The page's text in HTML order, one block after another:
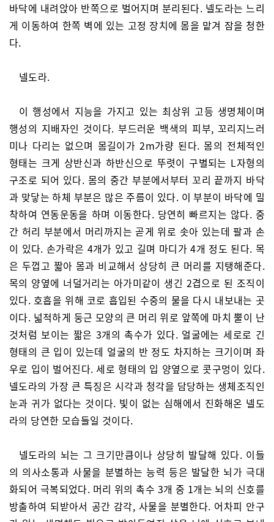
바닥에 내려앉아 반쪽으로 벌어지며 분리된다. 넬도라는 느리
게 이동하여 한쪽 벽에 있는 고정 장치에 몸을 맡겨 잠을 청한
다.
넬도라.
이 행성에서 지능을 가지고 있는 최상위 고등 생명체이며
행성의 지배자인 것이다. 부드러운 백색의 피부, 꼬리지느러
미나 다리는 없으며 몸길이가 2m가량 된다. 몸의 전체적인
형태는 크게 상반신과 하반신으로 뚜렷이 구별되는 L자형의
구조로 되어 있다. 몸의 중간 부분에서부터 꼬리 끝까지 바닥
과 맞닿는 하체 부분은 많은 주름이 있다. 이 부분이 바닥에 밀
착하여 연동운동을 하며 이동한다. 당연히 빠르지는 않다. 중
간 허리 부분에서 머리까지는 곧게 위로 솟아 있는데 팔과 손
이 있다. 손가락은 4개가 있고 길며 마디가 4개 정도 된다. 목
은 두껍고 짧아 몸과 비교해서 상당히 큰 머리를 지탱해준다.
목의 양옆에 너덜거리는 아가미같이 생긴 2겹으로 된 조직이
있다. 호흡을 위해 코로 흡입된 수중의 물을 다시 내보내는 곳
이다. 넓적하게 둥근 모양의 큰 머리 위로 앞쪽에 마치 뿔이 난
것처럼 보이는 짧은 3개의 촉수가 있다. 얼굴에는 세로로 긴
형태의 큰 입이 있는데 얼굴의 반 정도 차지하는 크기이며 좌
우로 입이 벌어진다. 세로 형태의 입 양옆으로 콧구멍이 있다.
넬도라의 가장 큰 특징은 시각과 청각을 담당하는 생체조직인
눈과 귀가 없다는 것이다. 빛이 없는 심해에서 진화해온 넬도
라의 당연한 모습들일 것이다.
넬도라의 뇌는 그 크기만큼이나 상당히 발달해 있다. 이들
의 의사소통과 사물을 분별하는 능력 등은 발달한 뇌가 극대
화되어 극복되었다. 머리 위의 촉수 3개 중 1개는 뇌의 신호를
방출하여 되받아서 공간 감각, 사물을 분별한다. 어차피 안구